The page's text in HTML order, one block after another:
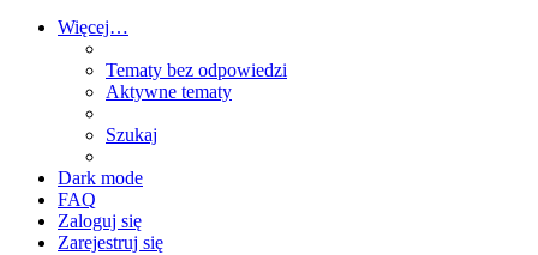
Więcej…
Tematy bez odpowiedzi
Aktywne tematy
Szukaj
Dark mode
FAQ
Zaloguj się
Zarejestruj się